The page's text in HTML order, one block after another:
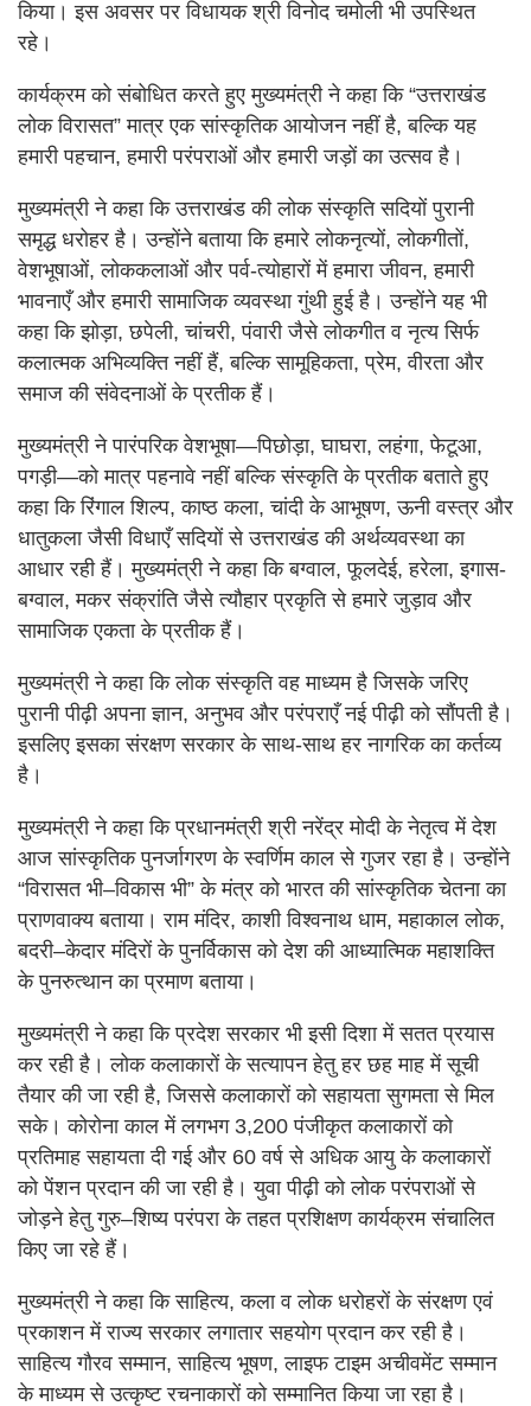
किया। इस अवसर पर विधायक श्री विनोद चमोली भी उपस्थित
रहे।
कार्यक्रम को संबोधित करते हुए मुख्यमंत्री ने कहा कि “उत्तराखंड
लोक विरासत” मात्र एक सांस्कृतिक आयोजन नहीं है, बल्कि यह
हमारी पहचान, हमारी परंपराओं और हमारी जड़ों का उत्सव है।
मुख्यमंत्री ने कहा कि उत्तराखंड की लोक संस्कृति सदियों पुरानी
समृद्ध धरोहर है। उन्होंने बताया कि हमारे लोकनृत्यों, लोकगीतों,
वेशभूषाओं, लोककलाओं और पर्व-त्योहारों में हमारा जीवन, हमारी
भावनाएँ और हमारी सामाजिक व्यवस्था गुंथी हुई है। उन्होंने यह भी
कहा कि झोड़ा, छपेली, चांचरी, पंवारी जैसे लोकगीत व नृत्य सिर्फ
कलात्मक अभिव्यक्ति नहीं हैं, बल्कि सामूहिकता, प्रेम, वीरता और
समाज की संवेदनाओं के प्रतीक हैं।
मुख्यमंत्री ने पारंपरिक वेशभूषा—पिछोड़ा, घाघरा, लहंगा, फेटूआ,
पगड़ी—को मात्र पहनावे नहीं बल्कि संस्कृति के प्रतीक बताते हुए
कहा कि रिंगाल शिल्प, काष्ठ कला, चांदी के आभूषण, ऊनी वस्त्र और
धातुकला जैसी विधाएँ सदियों से उत्तराखंड की अर्थव्यवस्था का
आधार रही हैं। मुख्यमंत्री ने कहा कि बग्वाल, फूलदेई, हरेला, इगास-
बग्वाल, मकर संक्रांति जैसे त्यौहार प्रकृति से हमारे जुड़ाव और
सामाजिक एकता के प्रतीक हैं।
मुख्यमंत्री ने कहा कि लोक संस्कृति वह माध्यम है जिसके जरिए
पुरानी पीढ़ी अपना ज्ञान, अनुभव और परंपराएँ नई पीढ़ी को सौंपती है।
इसलिए इसका संरक्षण सरकार के साथ-साथ हर नागरिक का कर्तव्य
है।
मुख्यमंत्री ने कहा कि प्रधानमंत्री श्री नरेंद्र मोदी के नेतृत्व में देश
आज सांस्कृतिक पुनर्जागरण के स्वर्णिम काल से गुजर रहा है। उन्होंने
“विरासत भी–विकास भी” के मंत्र को भारत की सांस्कृतिक चेतना का
प्राणवाक्य बताया। राम मंदिर, काशी विश्वनाथ धाम, महाकाल लोक,
बदरी–केदार मंदिरों के पुनर्विकास को देश की आध्यात्मिक महाशक्ति
के पुनरुत्थान का प्रमाण बताया।
मुख्यमंत्री ने कहा कि प्रदेश सरकार भी इसी दिशा में सतत प्रयास
कर रही है। लोक कलाकारों के सत्यापन हेतु हर छह माह में सूची
तैयार की जा रही है, जिससे कलाकारों को सहायता सुगमता से मिल
सके। कोरोना काल में लगभग 3,200 पंजीकृत कलाकारों को
प्रतिमाह सहायता दी गई और 60 वर्ष से अधिक आयु के कलाकारों
को पेंशन प्रदान की जा रही है। युवा पीढ़ी को लोक परंपराओं से
जोड़ने हेतु गुरु–शिष्य परंपरा के तहत प्रशिक्षण कार्यक्रम संचालित
किए जा रहे हैं।
मुख्यमंत्री ने कहा कि साहित्य, कला व लोक धरोहरों के संरक्षण एवं
प्रकाशन में राज्य सरकार लगातार सहयोग प्रदान कर रही है।
साहित्य गौरव सम्मान, साहित्य भूषण, लाइफ टाइम अचीवमेंट सम्मान
के माध्यम से उत्कृष्ट रचनाकारों को सम्मानित किया जा रहा है।